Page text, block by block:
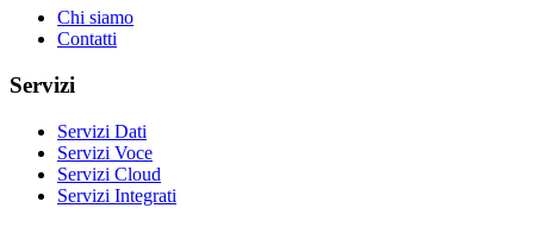
Chi siamo
Contatti
Servizi
Servizi Dati
Servizi Voce
Servizi Cloud
Servizi Integrati